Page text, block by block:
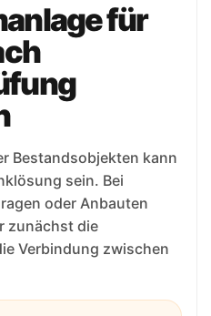
für
Bestandsobjekten kann
sein. Bei
oder Anbauten
zunächst die
Verbindung zwischen